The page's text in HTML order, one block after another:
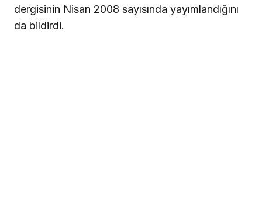
dergisinin Nisan 2008 sayısında yayımlandığını
da bildirdi.